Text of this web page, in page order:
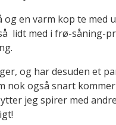
en varm kop te med
lidt med i frø-såning-
og har desuden et
nok også snart
jeg spirer med